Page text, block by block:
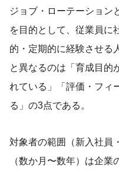
ジョブ・ローテーション
を目的として、従業員に
的・定期的に経験させる
と異なるのは「育成目的
れている」「評価・フィ
る」の3点である。
対象者の範囲（新入社員
（数か月〜数年）は企